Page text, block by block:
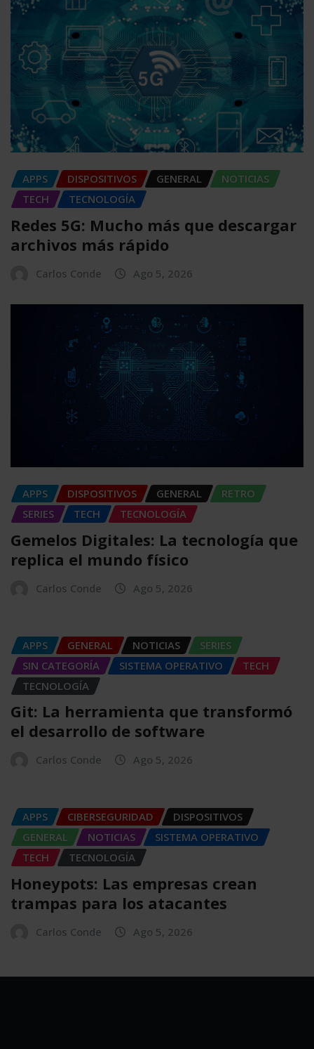
APPS DISPOSITIVOS GENERAL
NOTICIAS
TECH
TECNOLOGÍA
Redes 5G: Mucho más que descargar
archivos más rápido
Carlos Conde Ago 5, 2026
APPS DISPOSITIVOS GENERAL
RETRO
SERIES
TECH TECNOLOGÍA
Gemelos Digitales: La tecnología que
replica el mundo físico
Carlos Conde Ago 5, 2026
APPS GENERAL NOTICIAS
SERIES
SIN CATEGORÍA
SISTEMA OPERATIVO
TECH
TECNOLOGÍA
Git: La herramienta que transformó
el desarrollo de software
Carlos Conde Ago 5, 2026
APPS CIBERSEGURIDAD
DISPOSITIVOS
GENERAL
NOTICIAS
SISTEMA OPERATIVO
TECH
TECNOLOGÍA
Honeypots: Las empresas crean
trampas para los atacantes
Carlos Conde Ago 5, 2026